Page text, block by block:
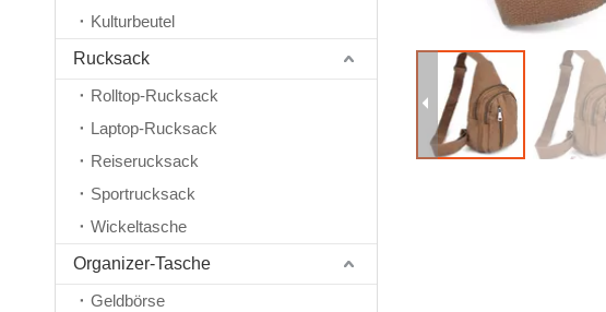
Kulturbeutel
Rucksack
Rolltop-Rucksack
Laptop-Rucksack
Reiserucksack
Sportrucksack
Wickeltasche
Organizer-Tasche
Geldbörse